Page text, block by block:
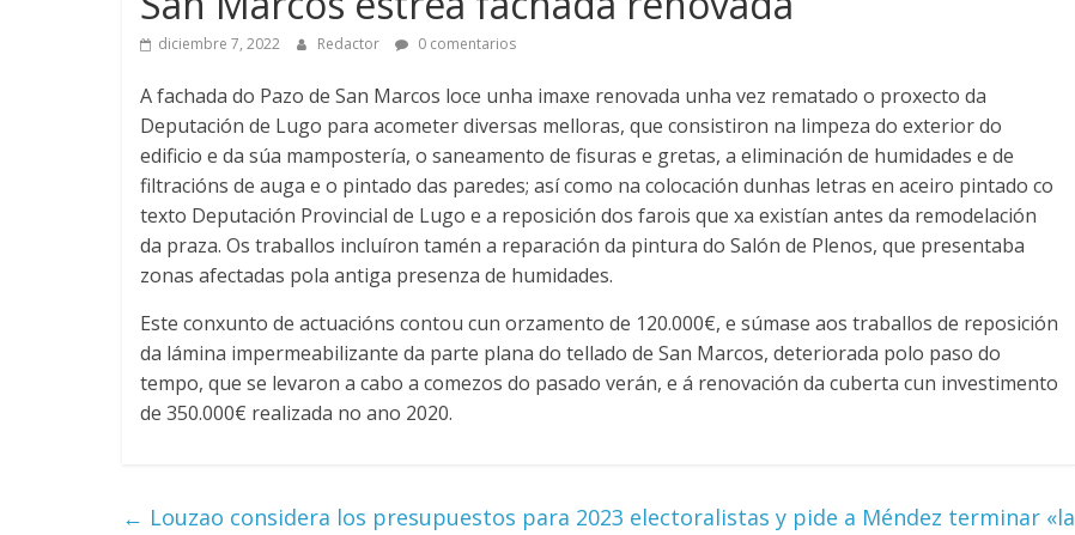
diciembre 7, 2022 Redactor 0 comentarios
A fachada do Pazo de San Marcos loce unha imaxe renovada unha vez rematado o proxecto da
Deputación de Lugo para acometer diversas melloras, que consistiron na limpeza do exterior do
edificio e da súa mampostería, o saneamento de fisuras e gretas, a eliminación de humidades e de
filtracións de auga e o pintado das paredes; así como na colocación dunhas letras en aceiro pintado co
texto Deputación Provincial de Lugo e a reposición dos farois que xa existían antes da remodelación
da praza. Os traballos incluíron tamén a reparación da pintura do Salón de Plenos, que presentaba
zonas afectadas pola antiga presenza de humidades.
Este conxunto de actuacións contou cun orzamento de 120.000€, e súmase aos traballos de reposición
da lámina impermeabilizante da parte plana do tellado de San Marcos, deteriorada polo paso do
tempo, que se levaron a cabo a comezos do pasado verán, e á renovación da cuberta cun investimento
de 350.000€ realizada no ano 2020.
← Louzao considera los presupuestos para 2023 electoralistas y pide a Méndez terminar «la